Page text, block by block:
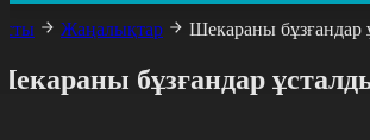
Жаңалықтар Шекараны бұзғандар
бұзғандар